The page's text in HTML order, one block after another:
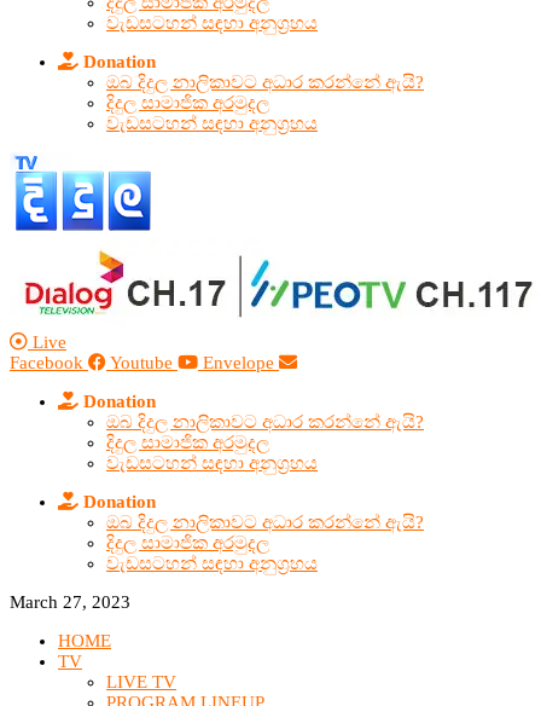
වැඩසටහන් සඳහා අනුග්‍රහය
Donation
ඔබ දිදුල නාලිකාවට අධාර කරන්නේ ඇයි?
දිදුල සාමාජික අරමුදල
වැඩසටහන් සඳහා අනුග්‍රහය
Live
Facebook
Youtube Envelope
Donation
ඔබ දිදුල නාලිකාවට අධාර කරන්නේ ඇයි?
දිදුල සාමාජික අරමුදල
වැඩසටහන් සඳහා අනුග්‍රහය
Donation
ඔබ දිදුල නාලිකාවට අධාර කරන්නේ ඇයි?
දිදුල සාමාජික අරමුදල
වැඩසටහන් සඳහා අනුග්‍රහය
March 27, 2023
HOME
TV
LIVE TV